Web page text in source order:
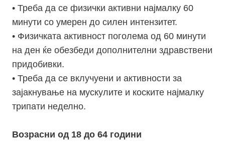
• Треба да се физички активни најмалку 60
минути со умерен до силен интензитет.
• Физичката активност поголема од 60 минути
на ден ќе обезбеди дополнителни здравствени
придобивки.
• Треба да се вклучуени и активности за
зајакнување на мускулите и коските најмалку
трипати неделно.
Возрасни од 18 до 64 години